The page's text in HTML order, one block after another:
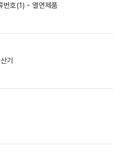
번호(1) - 열연제품
기